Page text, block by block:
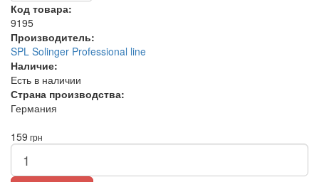
Код товара:
9195
Производитель:
SPL Solinger Professional line
Наличие:
Есть в наличии
Страна производства:
Германия
159 грн